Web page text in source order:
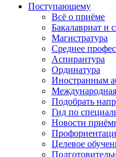
Поступающему
Всё о приёме
Бакалавриат и
Магистратура
Среднее
Аспирантура
Ординатура
Иностранным
Подобрать
Гид по
Новости
Целевое